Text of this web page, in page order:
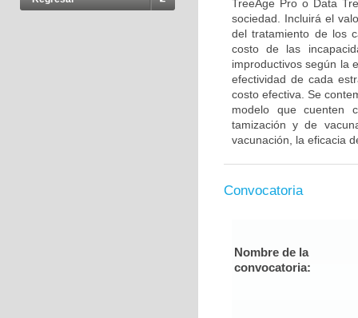
TreeAge Pro o Data
sociedad. Incluirá el
del tratamiento de los
costo de las
improductivos según la
efectividad de cada
costo efectiva. Se
modelo que cuenten
tamización y de
vacunación, la eficacia
Convocatoria
Nombre de la
convocatoria: